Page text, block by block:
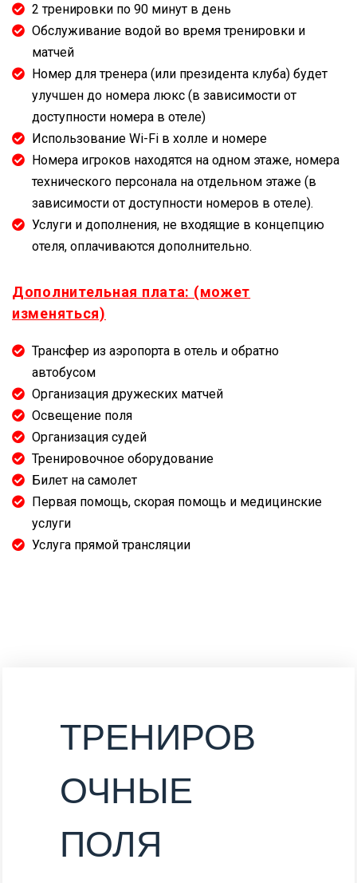
2 тренировки по 90 минут в день
Обслуживание водой во время тренировки и
матчей
Номер для тренера (или президента клуба) будет
улучшен до номера люкс (в зависимости от
доступности номера в отеле)
Использование Wi-Fi в холле и номере
Номера игроков находятся на одном этаже, номера
технического персонала на отдельном этаже (в
зависимости от доступности номеров в отеле).
Услуги и дополнения, не входящие в концепцию
отеля, оплачиваются дополнительно.
Дополнительная плата: (может
изменяться)
Трансфер из аэропорта в отель и обратно
автобусом
Организация дружеских матчей
Освещение поля
Организация судей
Тренировочное оборудование
Билет на самолет
Первая помощь, скорая помощь и медицинские
услуги
Услуга прямой трансляции
ТРЕНИРОВ
ОЧНЫЕ
ПОЛЯ